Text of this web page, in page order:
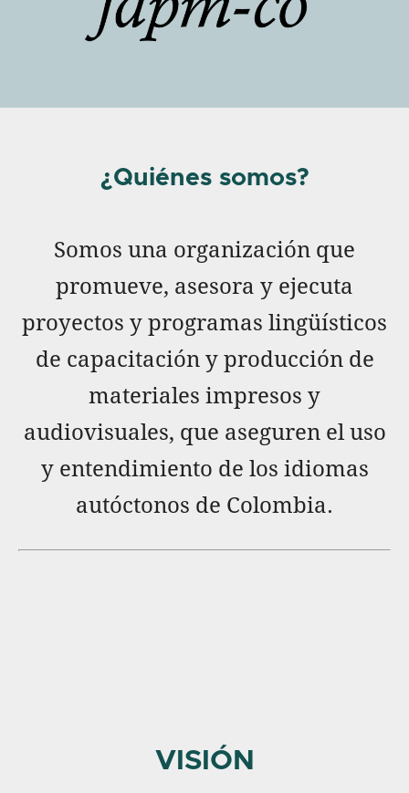
¿Quiénes somos?
Somos una organización que
promueve, asesora y ejecuta
proyectos y programas lingüísticos
de capacitación y producción de
materiales impresos y
audiovisuales, que aseguren el uso
y entendimiento de los idiomas
autóctonos de Colombia.
VISIÓN